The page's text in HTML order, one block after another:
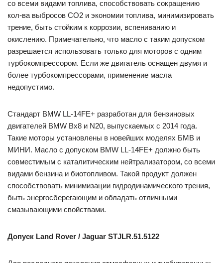
со всеми видами топлива, способствовать сокращению
кол-ва выбросов CO2 и экономии топлива, минимизировать
трение, быть стойким к коррозии, вспениванию и
окислению. Примечательно, что масло с таким допуском
разрешается использовать только для моторов с одним
турбокомпрессором. Если же двигатель оснащен двумя и
более турбокомпрессорами, применение масла
недопустимо.
Стандарт BMW LL-14FE+ разработан для бензиновых
двигателей BMW Bx8 и N20, выпускаемых с 2014 года.
Такие моторы установлены в новейших моделях БМВ и
МИНИ. Масло с допуском BMW LL-14FE+ должно быть
совместимым с каталитическим нейтрализатором, со всеми
видами бензина и биотопливом. Такой продукт должен
способствовать минимизации гидродинамического трения,
быть энергосберегающим и обладать отличными
смазывающими свойствами.
Допуск Land Rover / Jaguar STJLR.51.5122